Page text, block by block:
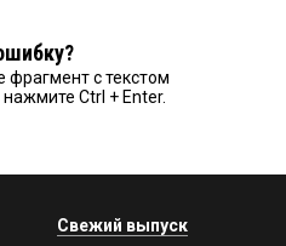
фрагмент с текстом
Ctrl + Enter.
Свежий выпуск